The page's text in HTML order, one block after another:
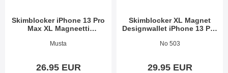
Skimblocker iPhone 13 Pro
Max XL Magneetti
Tuote.nro 55340
Musta
26.95 EUR
Skimblocker XL Magnet
Designwallet iPhone 13 Pro
Tuote.nro 41855
No 503
29.95 EUR